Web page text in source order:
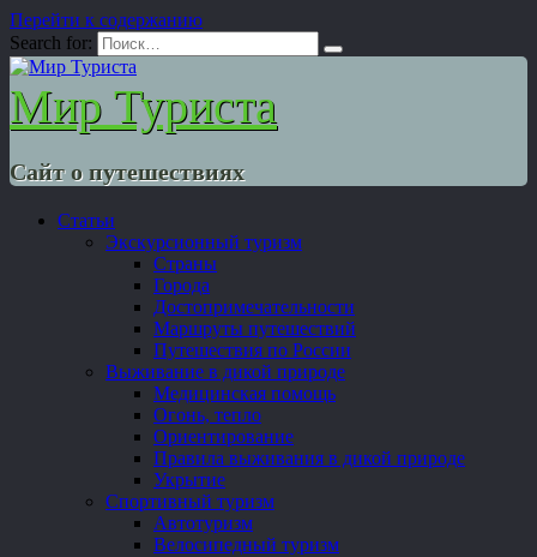
Перейти к содержанию
Search for:
Мир Туриста
Сайт о путешествиях
Статьи
Экскурсионный туризм
Страны
Города
Достопримечательности
Маршруты путешествий
Путешествия по России
Выживание в дикой природе
Медицинская помощь
Огонь, тепло
Ориентирование
Правила выживания в дикой природе
Укрытие
Спортивный туризм
Автотуризм
Велосипедный туризм